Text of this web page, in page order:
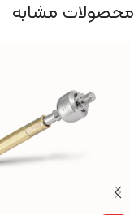
محصولات مشابه